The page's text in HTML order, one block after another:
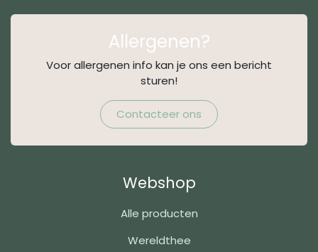
Allergenen?
Voor allergenen info kan je ons een bericht
sturen!
Contacteer ons
Webshop
Alle producten
Wereldthee